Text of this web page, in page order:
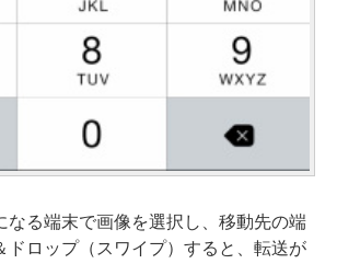
なる端末で画像を選択し、移動先の端
ドロップ（スワイプ）すると、転送が